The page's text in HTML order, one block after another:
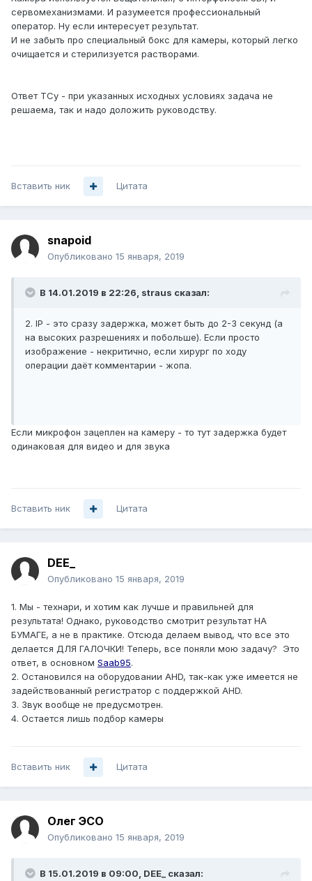
сервомеханизмами. И разумеется профессиональный
оператор. Ну если интересует результат.
И не забыть про специальный бокс для камеры, который легко
очищается и стерилизуется растворами.
Ответ ТСу - при указанных исходных условиях задача не
решаема, так и надо доложить руководству.
Вставить ник Цитата
snapoid
Опубликовано 15 января, 2019
В 14.01.2019 в 22:26, straus сказал:
2. IP - это сразу задержка, может быть до 2-3 секунд (а
на высоких разрешениях и побольше). Если просто
изображение - некритично, если хирург по ходу
операции даёт комментарии - жопа.
Если микрофон зацеплен на камеру - то тут задержка будет
одинаковая для видео и для звука
Вставить ник Цитата
DEE_
Опубликовано 15 января, 2019
1. Мы - технари, и хотим как лучше и правильней для
результата! Однако, руководство смотрит результат НА
БУМАГЕ, а не в практике. Отсюда делаем вывод, что все это
делается ДЛЯ ГАЛОЧКИ! Теперь, все поняли мою задачу? Это
ответ, в основном Saab95.
2. Остановился на оборудовании AHD, так-как уже имеется не
задействованный регистратор с поддержкой AHD.
3. Звук вообще не предусмотрен.
4. Остается лишь подбор камеры
Вставить ник Цитата
Олег ЭСО
Опубликовано 15 января, 2019
В 15.01.2019 в 09:00, DEE_ сказал: